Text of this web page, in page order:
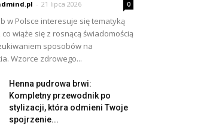
- 21 lipca 2026 0
w Polsce interesuje się tematyką
co wiąże się z rosnącą świadomością
sposobów na
Wzorce zdrowego...
Henna pudrowa brwi:
Kompletny przewodnik po
stylizacji, która odmieni Twoje
spojrzenie...